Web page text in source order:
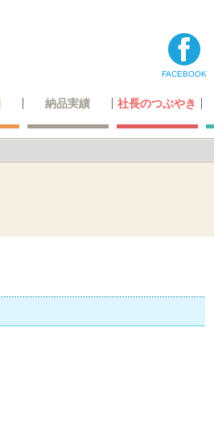
FACEBOOK
納品実績 社長のつぶやき